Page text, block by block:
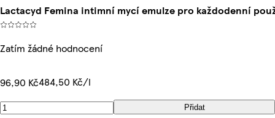
Lactacyd Femina intimní mycí emulze pro každodenní
Zatím žádné hodnocení
96,90 Kč484,50 Kč/l
Přidat